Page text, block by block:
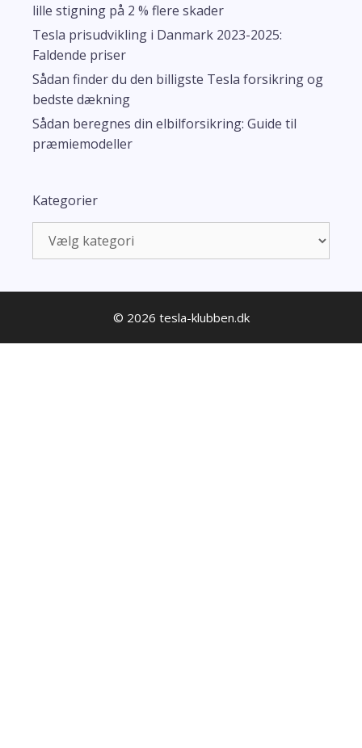
lille stigning på 2 % flere skader
Tesla prisudvikling i Danmark 2023-2025:
Faldende priser
Sådan finder du den billigste Tesla forsikring og
bedste dækning
Sådan beregnes din elbilforsikring: Guide til
præmiemodeller
Kategorier
© 2026 tesla-klubben.dk